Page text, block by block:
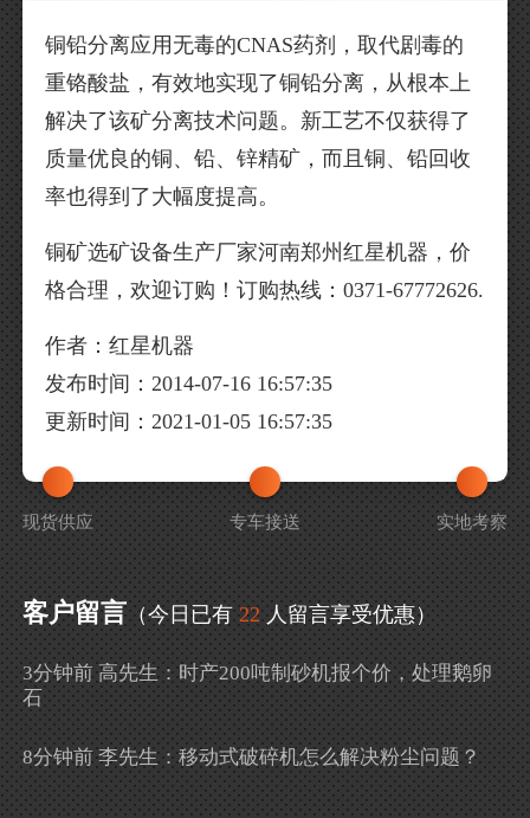
铜铅分离应用无毒的CNAS药剂，取代剧毒的
重铬酸盐，有效地实现了铜铅分离，从根本上
解决了该矿分离技术问题。新工艺不仅获得了
质量优良的铜、铅、锌精矿，而且铜、铅回收
率也得到了大幅度提高。
铜矿选矿设备生产厂家河南郑州红星机器，价
格合理，欢迎订购！订购热线：0371-67772626.
作者：红星机器
发布时间：2014-07-16 16:57:35
更新时间：2021-01-05 16:57:35
现货供应 专车接送 实地考察
客户留言 （今日已有 22 人留言享受优惠）
3分钟前 高先生：时产200吨制砂机报个价，处理鹅卵
石
8分钟前 李先生：移动式破碎机怎么解决粉尘问题？